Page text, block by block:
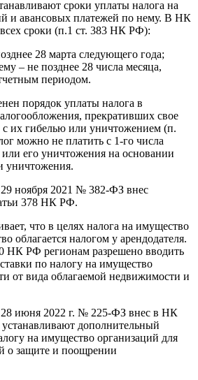
сроки уплаты налога на
и авансовых платежей по нему. В НК
сроки (п.1 ст. 383 НК РФ):
28 марта следующего года;
– не позднее 28 числа месяца,
периодом.
порядок уплаты налога в
прекративших свое
с их гибелью или уничтожением (п.
можно не платить с 1-го числа
или его уничтожения на основании
уничтожения.
ноября 2021 № 382-ФЗ внес
378 НК РФ.
что в целях налога на имущество
облагается налогом у арендодателя.
НК РФ регионам разрешено вводить
по налогу на имущество
от вида облагаемой недвижимости и
28 июня 2022 г. № 225-ФЗ внес в НК
дополнительный
на имущество организаций для
о защите и поощрении